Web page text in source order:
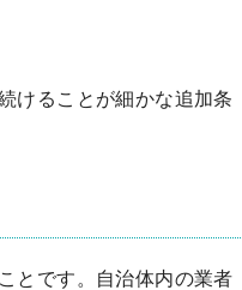
けることが細かな追加条
と です。自治体内の業者